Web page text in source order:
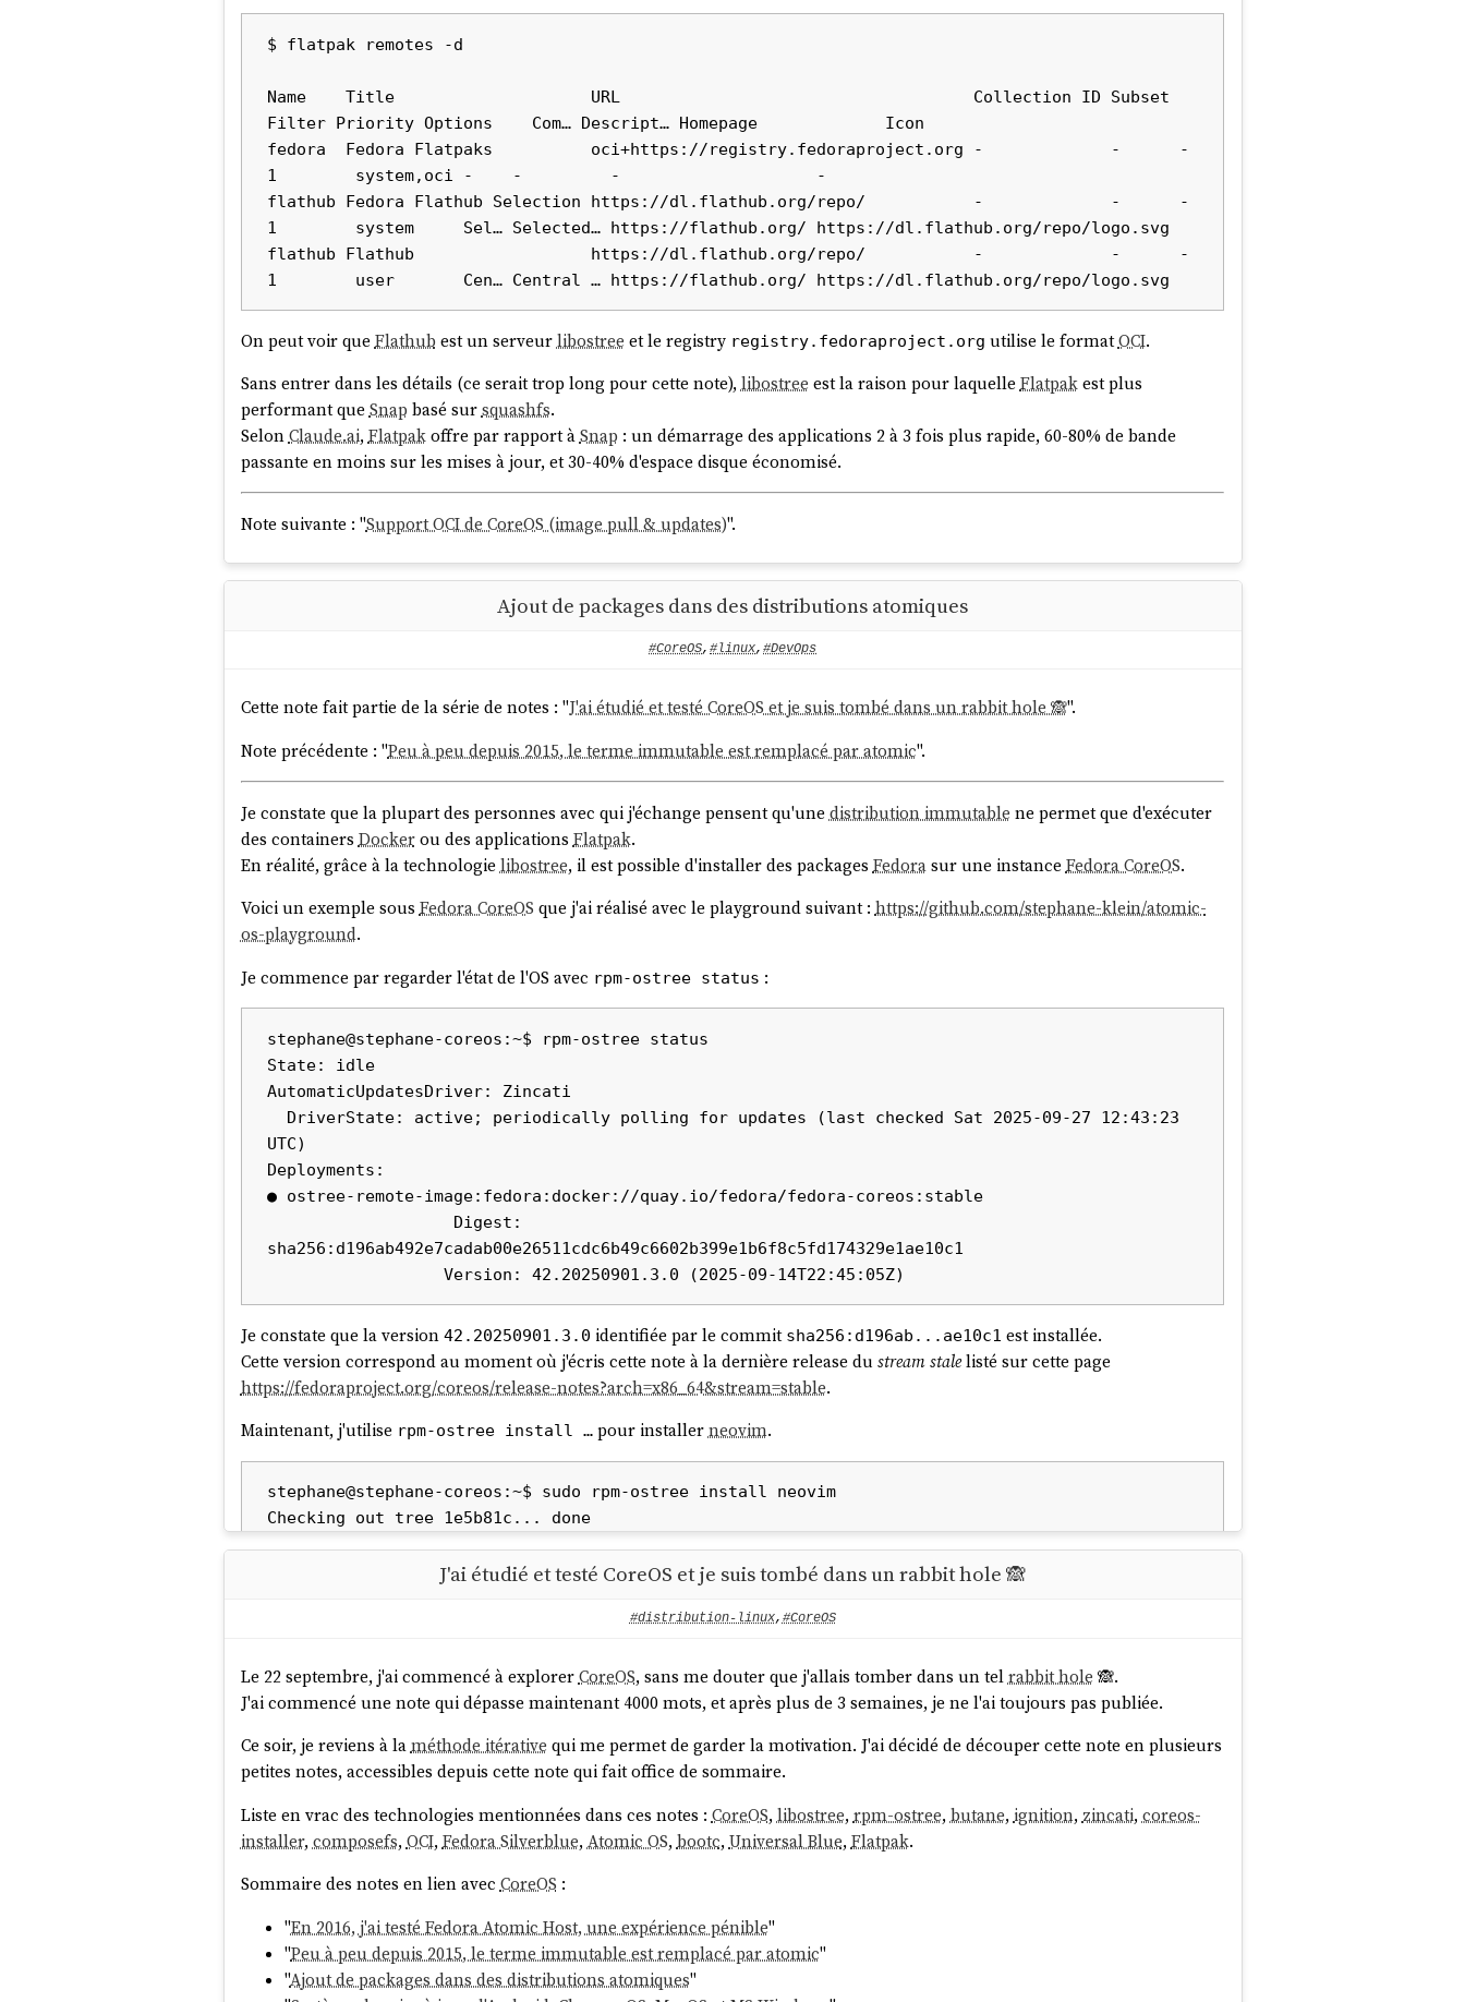
$ flatpak remotes -d
Name    Title                    URL                                    Collection ID Subset
Filter Priority Options    Com… Descript… Homepage             Icon
fedora  Fedora Flatpaks          oci+https://registry.fedoraproject.org -             -      -
1        system,oci -    -         -                    -
flathub Fedora Flathub Selection https://dl.flathub.org/repo/           -             -      -
1        system     Sel… Selected… https://flathub.org/ https://dl.flathub.org/repo/logo.svg
flathub Flathub                  https://dl.flathub.org/repo/           -             -      -
On peut voir que Flathub est un serveurlibostree et le registry registry.fedoraproject.org utilise le formatOCI.
Sans entrer dans les détails (ce serait trop long pour cette note), libostree est la raison pour laquelle Flatpakest plus
performant que Snap basé sursquashfs.
SelonClaude.ai, Flatpakoffre par rapport àSnap : un démarrage des applications 2 à 3 fois plus rapide, 60-80% de bande
passante en moins sur les mises à jour, et 30-40% d'espace disque économisé.
Note suivante : "Support OCI de CoreOS (image pull & updates)".
Ajout de packages dans des distributions atomiques
#CoreOS, #linux, #DevOps
Cette note fait partie de la série de notes : "J'ai étudié et testé CoreOS et je suis tombé dans un rabbit hole 🙈".
Note précédente : "Peu à peu depuis 2015, le terme immutable est remplacé par atomic".
Je constate que la plupart des personnes avec qui j'échange pensent qu'une distribution immutable ne permet que d'exécuter
des containers Dockerou des applications Flatpak.
En réalité, grâce à la technologie libostree, il est possible d'installer des packages Fedorasur une instance Fedora CoreOS.
Voici un exemple sousFedora CoreOS que j'ai réalisé avec le playground suivant :https://github.com/stephane-klein/atomic-
os-playground.
Je commence par regarder l'état de l'OS avec rpm-ostree status :
stephane@stephane-coreos:~$ rpm-ostree status
State: idle
AutomaticUpdatesDriver: Zincati
UTC)
Deployments:
● ostree-remote-image:fedora:docker://quay.io/fedora/fedora-coreos:stable
sha256:d196ab492e7cadab00e26511cdc6b49c6602b399e1b6f8c5fd174329e1ae10c1
Je constate que la version 42.20250901.3.0 identifiée par le commit sha256:d196ab...ae10c1 est installée.
Cette version correspond au moment où j'écris cette note à la dernière release du streamstalelisté sur cette page
https://fedoraproject.org/coreos/release-notes?arch=x86_64&stream=stable.
Maintenant, j'utilise rpm-ostree install …pour installerneovim.
stephane@stephane-coreos:~$ sudo rpm-ostree install neovim
Checking out tree 1e5b81c... done
Updating metadata for 'fedora-cisco-openh264'... done
Updating metadata for 'fedora'... done
Importing rpm-md... done
rpm-md repo 'fedora-cisco-openh264'; generated: 2025-03-19T16:53:39Z solvables: 6
rpm-md repo 'fedora'; generated: 2025-04-09T11:06:59Z solvables: 76879
rpm-md repo 'updates-archive'; generated: 2025-09-27T01:38:59Z solvables: 44216
Resolving dependencies... done
Will download: 40 packages (121.6 MB)
Downloading from 'updates'... done
Downloading from 'fedora'... done
Checking out packages... done
Running systemd-sysusers... done
Running pre scripts... done
J'ai étudié et testé CoreOS et je suis tombé dans un rabbit hole 🙈
#distribution-linux, #CoreOS
Le 22 septembre, j'ai commencé à explorerCoreOS, sans me douter que j'allais tomber dans un telrabbit hole 🙈.
J'ai commencé une note qui dépasse maintenant 4000 mots, et après plus de 3 semaines, je ne l'ai toujours pas publiée.
Ce soir, je reviens à laméthode itérative qui me permet de garder la motivation. J'ai décidé de découper cette note en plusieurs
petites notes, accessibles depuis cette note qui fait office de sommaire.
Liste en vrac des technologies mentionnées dans ces notes : CoreOS, libostree, rpm-ostree, butane, ignition, zincati, coreos-
installer, composefs, OCI, Fedora Silverblue, Atomic OS, bootc, Universal Blue, Flatpak.
Sommaire des notes en lien avec CoreOS :
"En 2016, j'ai testé Fedora Atomic Host, une expérience pénible"
"Peu à peu depuis 2015, le terme immutable est remplacé par atomic"
"Ajout de packages dans des distributions atomiques"